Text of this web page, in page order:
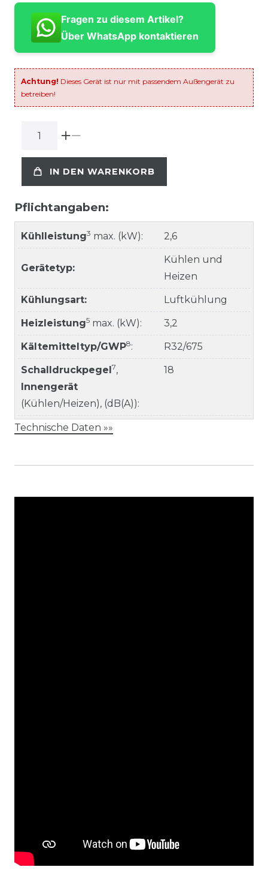
Fragen zu diesem Artikel?
Über WhatsApp kontaktieren
Achtung! Dieses Gerät ist nur mit passendem Außengerät zu
betreiben!
IN DEN WARENKORB
Pflichtangaben:
Kühlleistung3 max. (kW): 2,6
Gerätetyp:
Kühlen und
Heizen
Kühlungsart: Luftkühlung
Heizleistung5 max. (kW): 3,2
Kältemitteltyp/GWP8: R32/675
Schalldruckpegel 7,
Innengerät
(Kühlen/Heizen), (dB(A)):
18
Technische Daten »»